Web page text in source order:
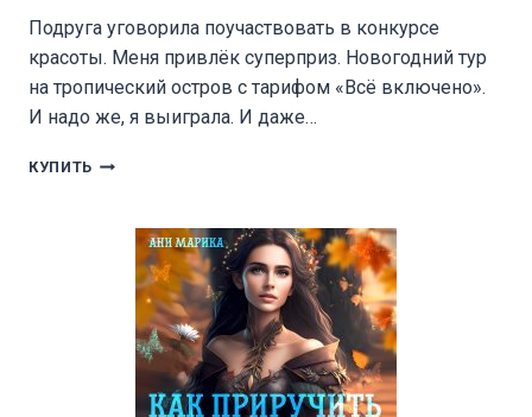
Подруга уговорила поучаствовать в конкурсе
красоты. Меня привлёк суперприз. Новогодний тур
на тропический остров с тарифом «Всё включено».
И надо же, я выиграла. И даже…
КУПИТЬ САМАЯ
ОБЪЯТИЯХ
ЗВЕРЯ